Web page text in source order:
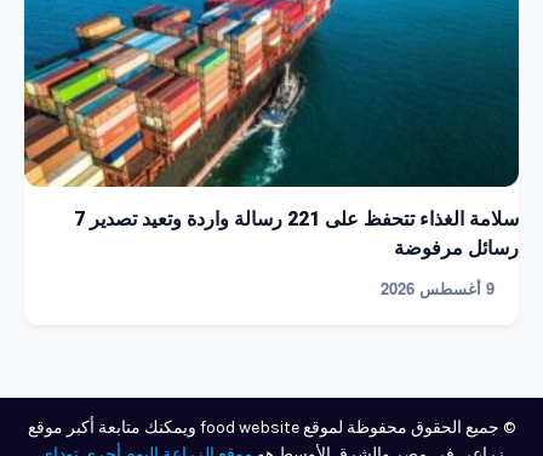
سلامة الغذاء تتحفظ على 221 رسالة واردة وتعيد تصدير 7
رسائل مرفوضة
9 أغسطس 2026
© جميع الحقوق محفوظة لموقع food website ويمكنك متابعة أكبر موقع